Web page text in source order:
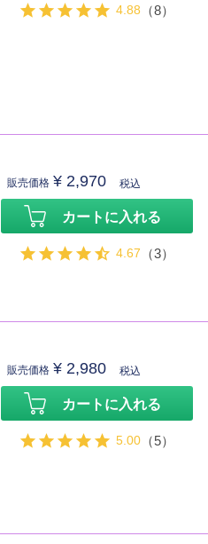
4.88 （8）
販売価格 ¥ 2,970 税込
カートに入れる
4.67 （3）
販売価格 ¥ 2,980 税込
カートに入れる
5.00 （5）